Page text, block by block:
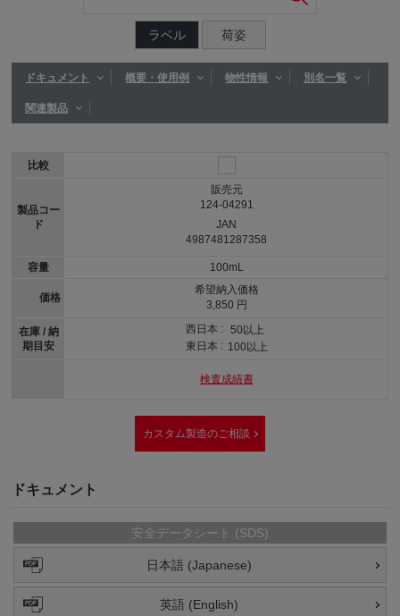
ラベル 荷姿
ドキュメント 概要・使用例 物性情報 別名一覧
関連製品
比較
製品コー
ド
容量
価格
在庫 / 納
期目安
販売元
124-04291
JAN
4987481287358
100mL
希望納入価格
3,850 円
西日本 :
50以上
東日本 : 100以上
検査成績書
カスタム製造のご相談
ドキュメント
安全データシート (SDS)
日本語 (Japanese)
英語 (English)